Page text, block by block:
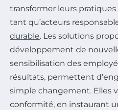
transformer leurs
tant qu’acteurs
durable. Les solutions
développement de
sensibilisation des
résultats, permettent
simple changement. Elles
conformité, en instaurant